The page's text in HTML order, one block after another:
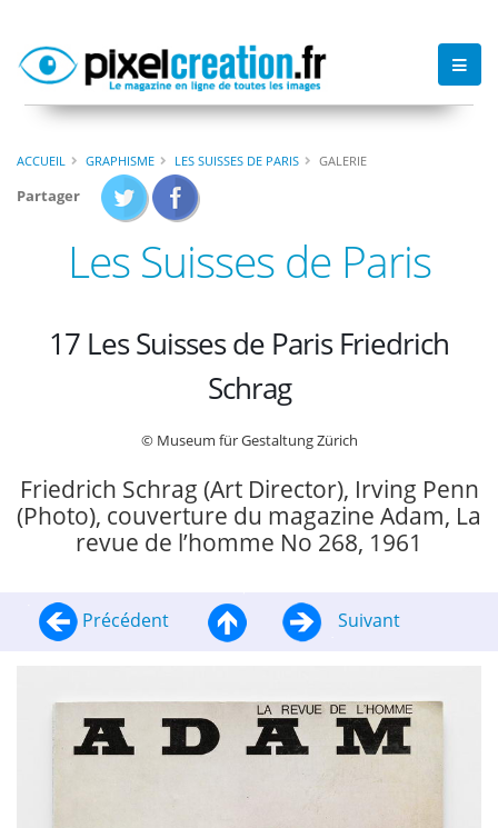
ACCUEIL GRAPHISME LES SUISSES DE PARIS GALERIE
Partager
Les Suisses de Paris
17 Les Suisses de Paris Friedrich
Schrag
© Museum für Gestaltung Zürich
Friedrich Schrag (Art Director), Irving Penn
(Photo), couverture du magazine Adam, La
revue de l’homme No 268, 1961
Précédent Suivant